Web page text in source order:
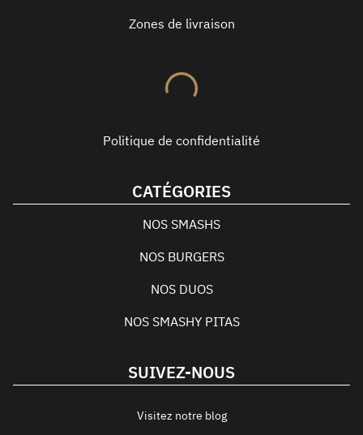
Zones de livraison
Politique de confidentialité
CATÉGORIES
NOS SMASHS
NOS BURGERS
NOS DUOS
NOS SMASHY PITAS
SUIVEZ-NOUS
Visitez notre blog